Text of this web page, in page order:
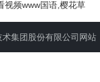
视频www国语,樱花草
集团股份有限公司网站